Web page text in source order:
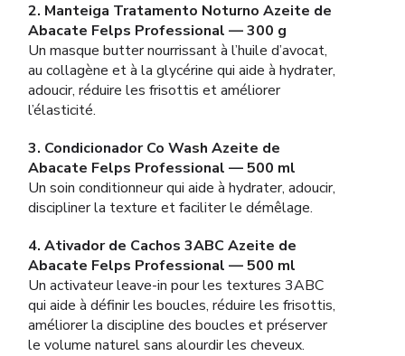
2. Manteiga Tratamento Noturno Azeite de
Abacate Felps Professional — 300 g
Un masque butter nourrissant à l’huile d’avocat,
au collagène et à la glycérine qui aide à hydrater,
adoucir, réduire les frisottis et améliorer
l’élasticité.
3. Condicionador Co Wash Azeite de
Abacate Felps Professional — 500 ml
Un soin conditionneur qui aide à hydrater, adoucir,
discipliner la texture et faciliter le démêlage.
4. Ativador de Cachos 3ABC Azeite de
Abacate Felps Professional — 500 ml
Un activateur leave-in pour les textures 3ABC
qui aide à définir les boucles, réduire les frisottis,
améliorer la discipline des boucles et préserver
le volume naturel sans alourdir les cheveux.